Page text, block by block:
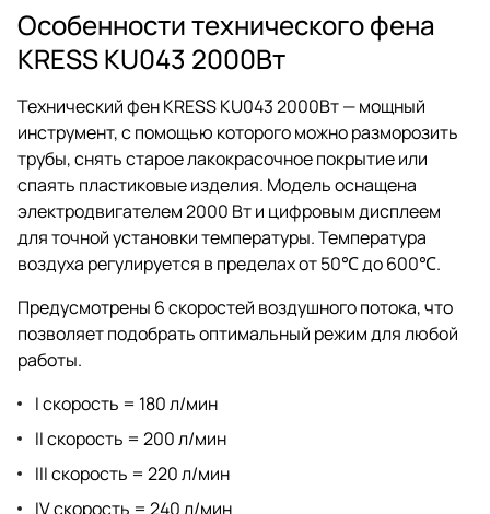
Особенности технического фена
KRESS KU043 2000Вт
Технический фен KRESS KU043 2000Вт — мощный
инструмент, с помощью которого можно разморозить
трубы, снять старое лакокрасочное покрытие или
спаять пластиковые изделия. Модель оснащена
электродвигателем 2000 Вт и цифровым дисплеем
для точной установки температуры. Температура
воздуха регулируется в пределах от 50℃ до 600℃.
Предусмотрены 6 скоростей воздушного потока, что
позволяет подобрать оптимальный режим для любой
работы.
I скорость = 180 л/мин
II скорость = 200 л/мин
III скорость = 220 л/мин
IV скорость = 240 л/мин